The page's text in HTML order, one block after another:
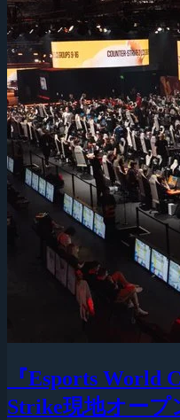
『Esports World
Strike現地オープ